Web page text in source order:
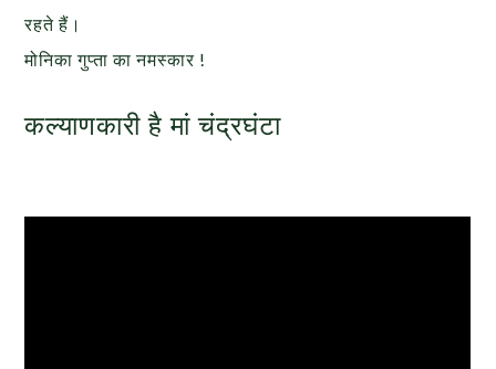
रहते हैं।
मोनिका गुप्ता का नमस्कार !
कल्याणकारी है मां चंद्रघंटा